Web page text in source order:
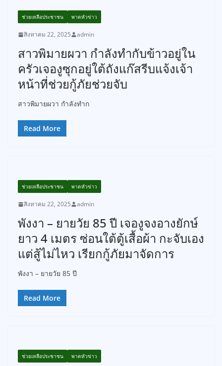
ช่วยเหลือประชาชน พาดหัวข่าว
สิงหาคม 22, 2025 admin
สาวพิมายผวา กำลังทำกับข้าวอยู่ใน
ครัวเจองูซุกอยู่ใต้ถังแก๊สรีบแจ้งเจ้า
หน้าที่ช่วยกู้ภัยช่วยจับ
สาวพิมายผวา กำลังทำก
Read More
ช่วยเหลือประชาชน พาดหัวข่าว
สิงหาคม 22, 2025 admin
พังงา – ยายวัย 85 ปี เจองูจงอางยักษ์
ยาว 4 เมตร ซ่อนใต้ตู้เสื้อผ้า กะจับเอง
แต่สู้ไม่ไหว เรียกกู้ภัยมาจัดการ
พังงา – ยายวัย 85 ปี
Read More
ช่วยเหลือประชาชน พาดหัวข่าว